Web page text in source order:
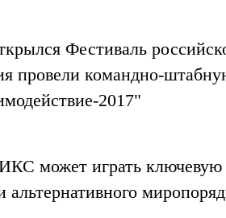
Фестиваль
провели командно-
2017"
может играть ключевую